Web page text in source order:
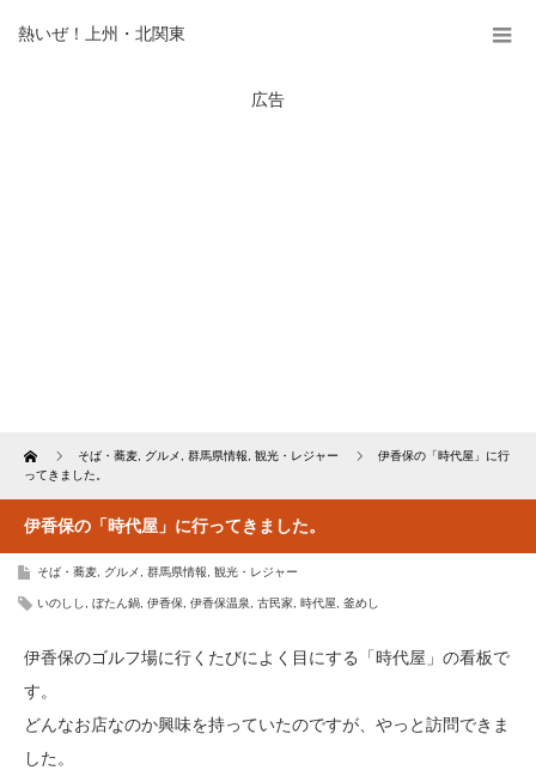
熱いぜ！上州・北関東
広告
Home そば・蕎麦 グルメ 群馬県情報 観光・レジャー
伊香保の「時代屋」に行
ってきました。
伊香保の「時代屋」に行ってきました。
そば・蕎麦 グルメ 群馬県情報 観光・レジャー
いのしし ぼたん鍋 伊香保 伊香保温泉 古民家 時代屋 釜めし
伊香保のゴルフ場に行くたびによく目にする「時代屋」の看板で
す。
どんなお店なのか興味を持っていたのですが、やっと訪問できま
した。